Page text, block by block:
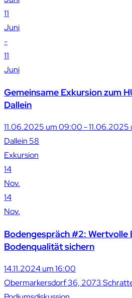
11
Juni
-
11
Juni
Gemeinsame Exkursion zum
Dallein
11.06.2025 um 09:00 - 11.06.2025
Dallein 58
Exkursion
14
Nov.
14
Nov.
Bodengespräch #2: Wertvolle
Bodenqualität sichern
14.11.2024 um 16:00
Obermarkersdorf 36, 2073